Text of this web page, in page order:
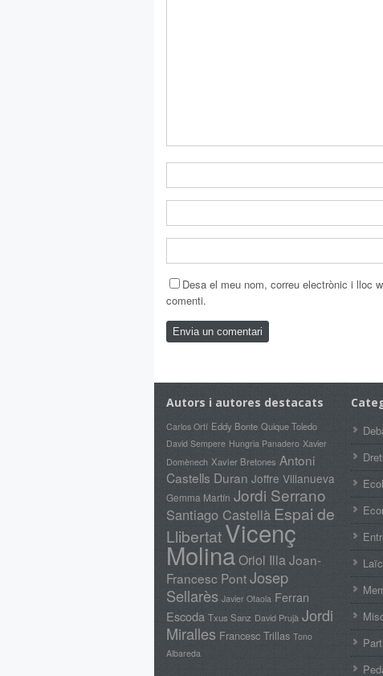
Desa el meu nom, correu electrònic i lloc
comenti.
Autors i autores destacats
Carlos Ortí Eddy Bonte Quique Toledo
David Sempere Hungria Panadero Xavier
Domènech Xavier Bretones Antoni
Castells Duran Joffre Villanueva
Gemma Martín Jordi Serrano
Santiago Castellà Espai de
LlibertatVicenç
MolinaOriol IllaJoan-
Francesc PontJosep
Sellarès Javier Otaola Ferran
Escoda Txus Sanz David Prujà Jordi
Miralles Francesc Trillas Tono
Albareda